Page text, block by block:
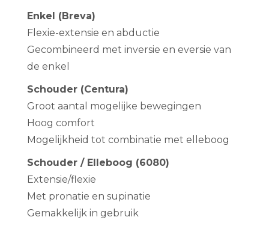
Enkel (Breva)
Flexie-extensie en abductie
Gecombineerd met inversie en eversie van
de enkel
Schouder (Centura)
Groot aantal mogelijke bewegingen
Hoog comfort
Mogelijkheid tot combinatie met elleboog
Schouder / Elleboog (6080)
Extensie/flexie
Met pronatie en supinatie
Gemakkelijk in gebruik